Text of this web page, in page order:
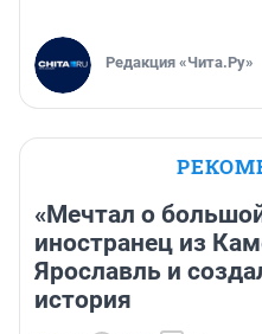
Редакция «Чита.Ру»
«Мечтал о
иностранец из
Ярославль и
история